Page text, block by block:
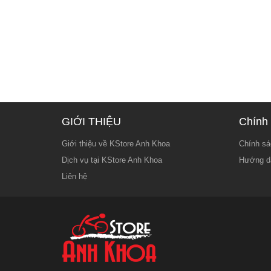
GIỚI THIỆU
Giới thiệu về KStore Anh Khoa
Dịch vụ tại KStore Anh Khoa
Liên hệ
Chính
Chính
Hướng